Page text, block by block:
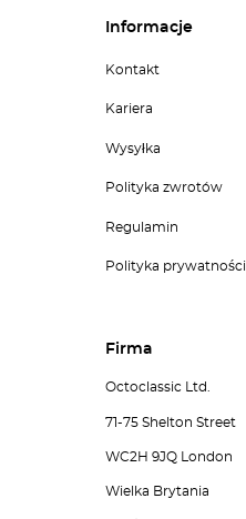
Informacje
Kontakt
Kariera
Wysyłka
Polityka zwrotów
Regulamin
Polityka prywatności
Firma
Octoclassic Ltd.
71-75 Shelton Street
WC2H 9JQ London
Wielka Brytania